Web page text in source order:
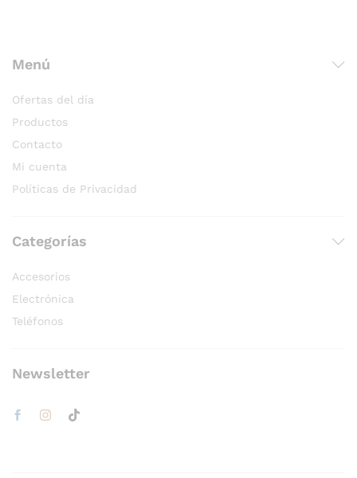
Menú
Ofertas del día
Productos
Contacto
Mi cuenta
Políticas de Privacidad
Categorías
Accesorios
Electrónica
Teléfonos
Newsletter